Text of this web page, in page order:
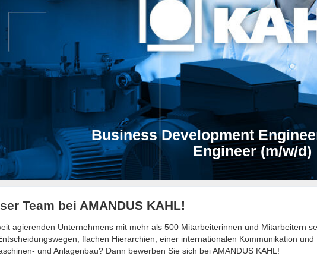
Business Development
Engineer (m/w/d)
Team bei AMANDUS KAHL!
agierenden Unternehmens mit mehr als 500 Mitarbeiterinnen und Mitarbeitern
flachen Hierarchien, einer internationalen Kommunikation und
und Anlagenbau? Dann bewerben Sie sich bei AMANDUS KAHL!